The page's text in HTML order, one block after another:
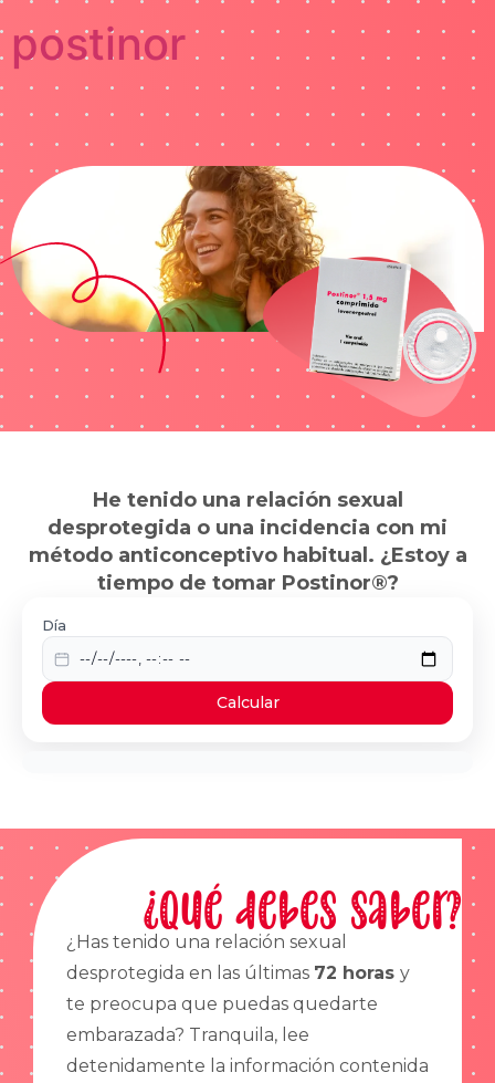
postinor
He tenido una relación sexual
desprotegida o una incidencia con mi
método anticonceptivo habitual. ¿Estoy a
tiempo de tomar Postinor®?
Día
Calcular
¿Qué debes saber?
¿Has tenido una relación sexual
desprotegida en las últimas 72 horas y
te preocupa que puedas quedarte
embarazada? Tranquila, lee
detenidamente la información contenida